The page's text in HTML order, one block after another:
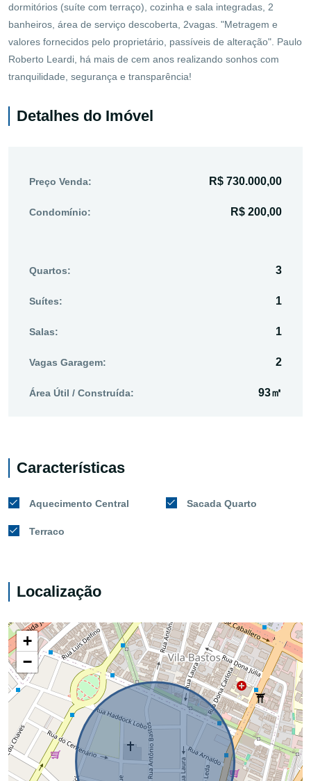
dormitórios (suíte com terraço), cozinha e sala integradas, 2
banheiros, área de serviço descoberta, 2vagas. "Metragem e
valores fornecidos pelo proprietário, passíveis de alteração". Paulo
Roberto Leardi, há mais de cem anos realizando sonhos com
tranquilidade, segurança e transparência!
Detalhes do Imóvel
Preço Venda: R$ 730.000,00
Condomínio: R$ 200,00
Quartos: 3
Suítes: 1
Salas: 1
Vagas Garagem: 2
Área Útil / Construída: 93㎡
Características
Aquecimento Central Sacada Quarto
Terraco
Localização
+
−